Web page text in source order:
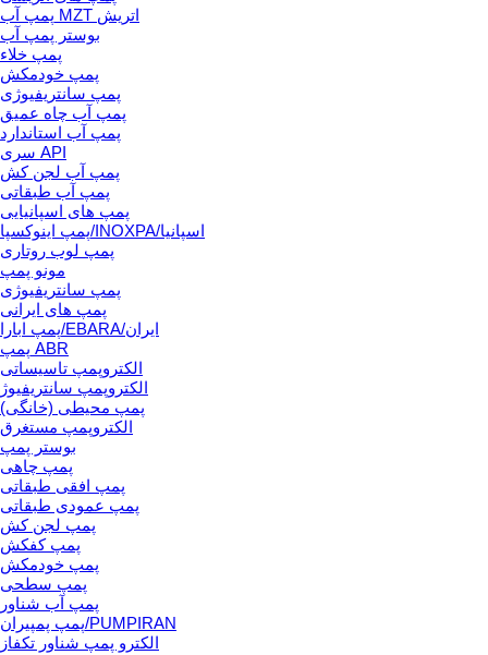
پمپ آب MZT اتریش
بوستر پمپ آب
پمپ خلاء
پمپ خودمکش
پمپ سانتریفیوژی
پمپ آب چاه عمیق
پمپ آب استاندارد
سری API
پمپ آب لجن کش
پمپ آب طبقاتی
پمپ های اسپانیایی
پمپ اینوکسپا/INOXPA/اسپانیا
پمپ لوب روتاری
مونو پمپ
پمپ سانتریفیوژی
پمپ های ایرانی
پمپ ابارا/EBARA/ایران
پمپ ABR
الکتروپمپ تاسیساتی
الکتروپمپ سانتریفیوژ
پمپ محیطی (خانگی)
الکتروپمپ مستغرق
بوستر پمپ
پمپ چاهی
پمپ افقی طبقاتی
پمپ عمودی طبقاتی
پمپ لجن کش
پمپ کفکش
پمپ خودمکش
پمپ سطحی
پمپ آب شناور
پمپ پمپیران/PUMPIRAN
الکترو پمپ شناور تکفاز